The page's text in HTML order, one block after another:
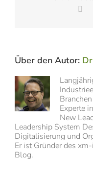
Über den Autor:
Experte
New
Leadership System
Digitalisierung und
Er ist Gründer des
Blog.